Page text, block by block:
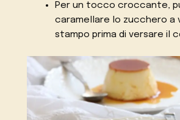
Per un tocco croccante,
caramellare lo zucchero a
stampo prima di versare il